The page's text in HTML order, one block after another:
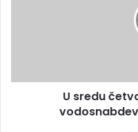
U sredu